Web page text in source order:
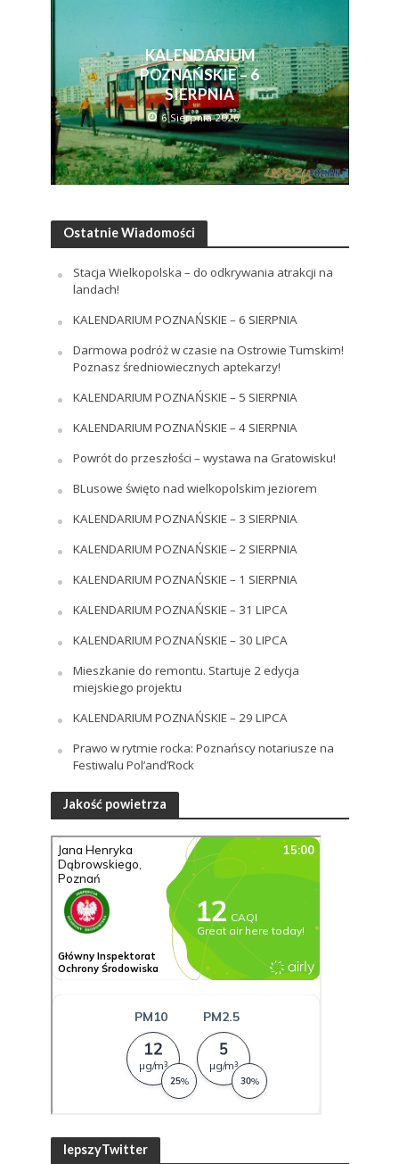
KALENDARIUM
POZNAŃSKIE – 6
SIERPNIA
6 Sierpnia 2026
Ostatnie Wiadomości
Stacja Wielkopolska – do odkrywania atrakcji na
landach!
KALENDARIUM POZNAŃSKIE – 6 SIERPNIA
Darmowa podróż w czasie na Ostrowie Tumskim!
Poznasz średniowiecznych aptekarzy!
KALENDARIUM POZNAŃSKIE – 5 SIERPNIA
KALENDARIUM POZNAŃSKIE – 4 SIERPNIA
Powrót do przeszłości – wystawa na Gratowisku!
BLusowe święto nad wielkopolskim jeziorem
KALENDARIUM POZNAŃSKIE – 3 SIERPNIA
KALENDARIUM POZNAŃSKIE – 2 SIERPNIA
KALENDARIUM POZNAŃSKIE – 1 SIERPNIA
KALENDARIUM POZNAŃSKIE – 31 LIPCA
KALENDARIUM POZNAŃSKIE – 30 LIPCA
Mieszkanie do remontu. Startuje 2 edycja
miejskiego projektu
KALENDARIUM POZNAŃSKIE – 29 LIPCA
Prawo w rytmie rocka: Poznańscy notariusze na
Festiwalu Pol’and’Rock
Jakość powietrza
lepszyTwitter